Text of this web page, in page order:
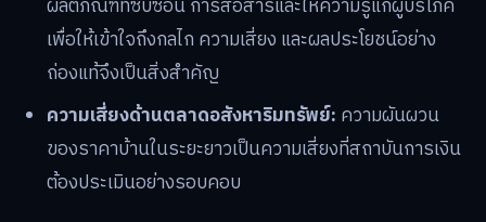
ผลิตภัณฑ์ที่ซับซ้อน การสื่อสารและให้ความรู้แก่ผู้บริโภค
เพื่อให้เข้าใจถึงกลไก ความเสี่ยง และผลประโยชน์อย่าง
ถ่องแท้จึงเป็นสิ่งสำคัญ
ความเสี่ยงด้านตลาดอสังหาริมทรัพย์: ความผันผวน
ของราคาบ้านในระยะยาวเป็นความเสี่ยงที่สถาบันการเงิน
ต้องประเมินอย่างรอบคอบ